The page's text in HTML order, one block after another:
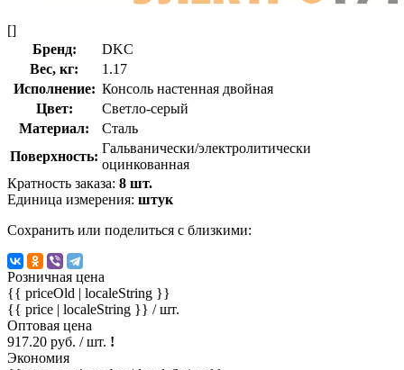
[]
Бренд:
DKC
Вес, кг:
1.17
Исполнение: Консоль настенная двойная
Цвет:
Светло-серый
Материал:
Сталь
Поверхность:
Гальванически/электролитически
оцинкованная
Кратность заказа: 8 шт.
Единица измерения: штук
Сохранить или поделиться с близкими:
Розничная цена
{{ priceOld | localeString }}
{{ price | localeString }} / шт.
Оптовая цена
917.20 руб. / шт. !
Экономия